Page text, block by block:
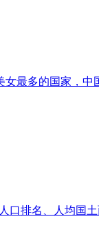
女最多的国家，中
口排名、人均国